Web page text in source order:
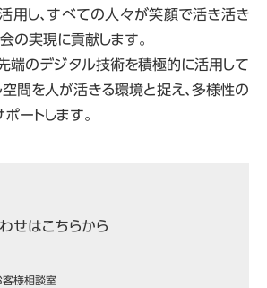
用し、すべての人々が笑顔で活き活き
の実現に貢献します。
端のデジタル技術を積極的に活用して
空間を人が活きる環境と捉え、多様性の
ートします。
せはこちらから
客様相談室